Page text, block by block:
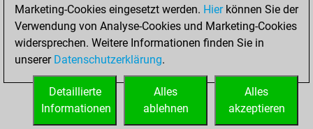
Türme auf der siebten
0
STARTSEITE
Marketing-Cookies eingesetzt werden. Hierkönnen Sie der
Verwendung von Analyse-Cookies und Marketing-Cookies
widersprechen. Weitere Informationen finden Sie in
unserer Datenschutzerklärung.
Alles
akzeptieren
Alles
ablehnen
Detaillierte
Informationen